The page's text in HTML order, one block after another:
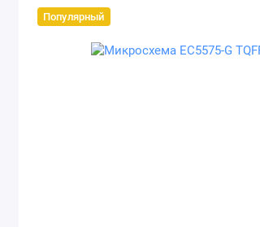
Популярный